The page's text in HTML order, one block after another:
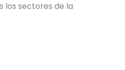
los sectores de la